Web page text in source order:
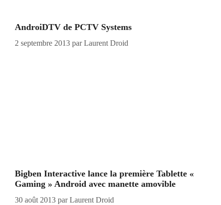
AndroiDTV de PCTV Systems
2 septembre 2013 parLaurent Droid
Bigben Interactive lance la première Tablette «
Gaming » Android avec manette amovible
30 août 2013 parLaurent Droid